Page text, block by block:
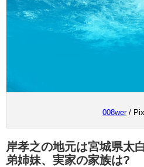
008wer/
岸孝之の地元は宮城県太
弟姉妹、実家の家族は?